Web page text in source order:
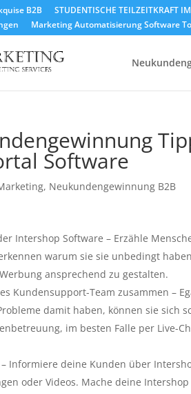
B2B STUDENTISCHE TEILZEITKRAFT
Marketing Automatisierung Software
Software
, Neukundengewinnung B2B
Intershop Software – Erzähle
warum sie sie unbedingt
ansprechend zu gestalten.
Kundensupport-Team zusammen –
damit haben, können sie sich
im besten Falle per Live-
Informiere deine Kunden über
oder Videos. Mache deine